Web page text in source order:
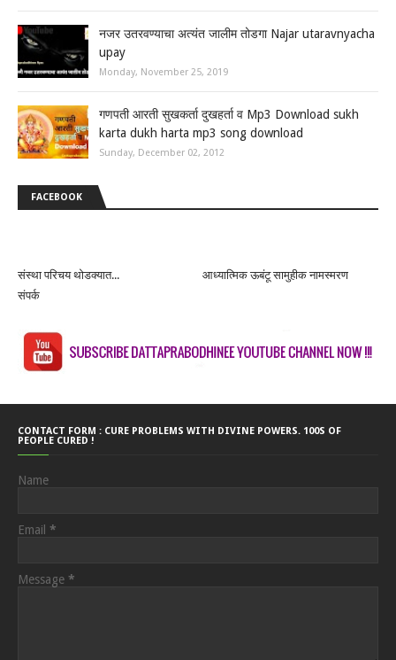
नजर उतरवण्याचा अत्यंत जालीम तोडगा Najar utaravnyacha
upay
Monday, November 25, 2019
गणपती आरती सुखकर्ता दुखहर्ता व Mp3 Download sukh
karta dukh harta mp3 song download
Sunday, December 02, 2012
FACEBOOK
संस्था परिचय थोडक्यात...
आध्यात्मिक ऊबंटू सामुहीक नामस्मरण
संपर्क
CONTACT FORM : CURE PROBLEMS WITH DIVINE POWERS. 100S OF
PEOPLE CURED !
Name
Email *
Message *